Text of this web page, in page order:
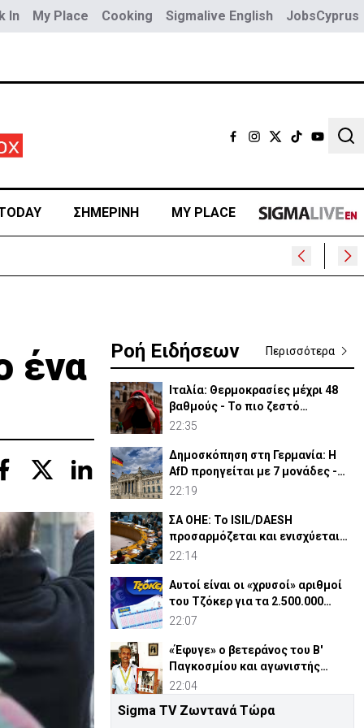
In My Place Cooking Sigmalive English JobsCyprus
ΣΗΜΕΡΙΝΗ MY PLACE
ένα
Ροή Ειδήσεων Περισσότερα
Ιταλία: Θερμοκρασίες μέχρι 48
βαθμούς - Το πιο ζεστό
καλοκαίρι των 100 χρόνων
22:35
Δημοσκόπηση στη Γερμανία: Η
AfD προηγείται με 7 μονάδες -
Διεύρυνε τη διαφορά
22:19
ΣΑ ΟΗΕ: Το ISIL/DAESH
προσαρμόζεται και ενισχύεται
στην Αφρική - Πώς απειλεί
22:14
Αυτοί είναι οι «χρυσοί» αριθμοί
του Τζόκερ για τα 2.500.000
ευρώ
22:07
«Έφυγε» ο βετεράνος του Β'
Παγκοσμίου και αγωνιστής
ΕΟΚΑ, Παύλος Μ. Κασάπης
22:04
«Όχι» 9 χωρών σε ισχυρισμό
Sigma TV Ζωντανά Τώρα